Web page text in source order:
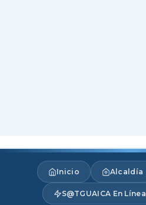
Inicio Alcaldía
S@TGUAICA En Línea